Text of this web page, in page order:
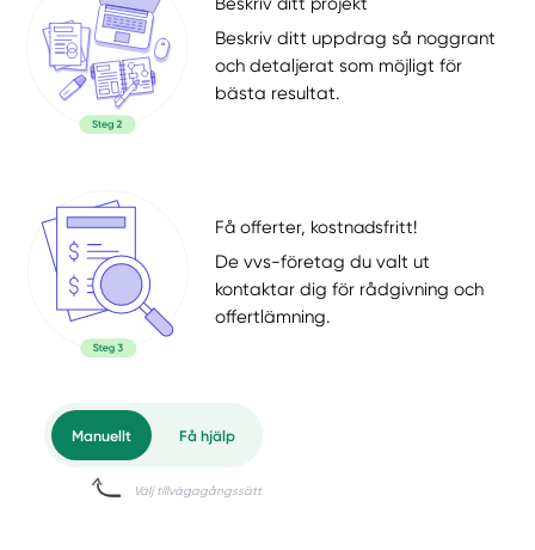
Beskriv ditt uppdrag så noggrant
och detaljerat som möjligt för
bästa resultat.
Få offerter, kostnadsfritt!
De vvs-företag du valt ut
kontaktar dig för rådgivning och
offertlämning.